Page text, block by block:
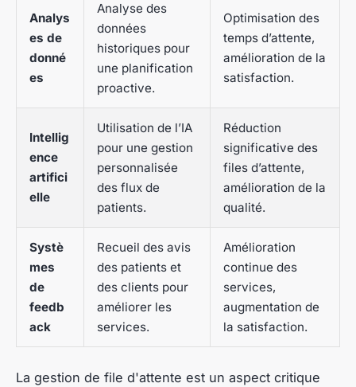
Analys
es de
donné
es
Analyse des
données
historiques pour
une planification
proactive.
Optimisation des
temps d’attente,
amélioration de la
satisfaction.
Intellig
ence
artifici
elle
Utilisation de l’IA
pour une gestion
personnalisée
des flux de
patients.
Réduction
significative des
files d’attente,
amélioration de la
qualité.
Systè
mes
de
feedb
ack
Recueil des avis
des patients et
des clients pour
améliorer les
services.
Amélioration
continue des
services,
augmentation de
la satisfaction.
La gestion de file d'attente est un aspect critique